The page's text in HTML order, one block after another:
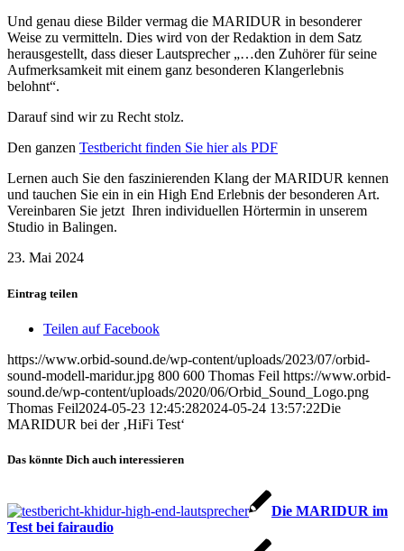
Und genau diese Bilder vermag die MARIDUR in besonderer
Weise zu vermitteln. Dies wird von der Redaktion in dem Satz
herausgestellt, dass dieser Lautsprecher „…den Zuhörer für seine
Aufmerksamkeit mit einem ganz besonderen Klangerlebnis
belohnt“.
Darauf sind wir zu Recht stolz.
Den ganzen Testbericht finden Sie hier als PDF
Lernen auch Sie den faszinierenden Klang der MARIDUR kennen
und tauchen Sie ein in ein High End Erlebnis der besonderen Art.
Vereinbaren Sie jetzt Ihren individuellen Hörtermin in unserem
Studio in Balingen.
23. Mai 2024
Eintrag teilen
Teilen auf Facebook
https://www.orbid-sound.de/wp-content/uploads/2023/07/orbid-
sound-modell-maridur.jpg 800 600 Thomas Feil https://www.orbid-
sound.de/wp-content/uploads/2020/06/Orbid_Sound_Logo.png
Thomas Feil2024-05-23 12:45:282024-05-24 13:57:22Die
MARIDUR bei der ‚HiFi Test‘
Das könnte Dich auch interessieren
Die MARIDUR im
Test bei fairaudio